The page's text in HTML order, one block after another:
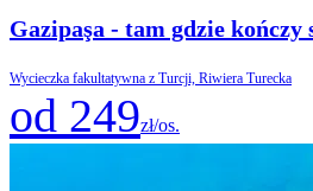
Gazipaşa - tam gdzie kończy
Wycieczka fakultatywna z Turcji, Riwiera Turecka
od 249zł/os.